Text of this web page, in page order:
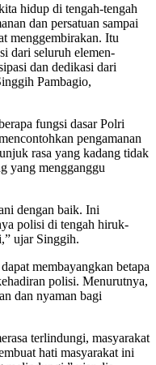
hidup di tengah-tengah
dan persatuan sampai
menggembirakan. Itu
dari seluruh elemen-
dan dedikasi dari
Pambagio,
fungsi dasar Polri
pengamanan
rasa yang kadang tidak
yang mengganggu
dengan baik. Ini
polisi di tengah hiruk-
ujar Singgih.
membayangkan betapa
polisi. Menurutnya,
dan nyaman bagi
terlindungi, masyarakat
hati masyarakat ini